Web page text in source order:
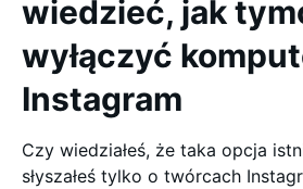
wiedzieć, jak
wyłączyć
Instagram
Czy wiedziałeś, że taka opcja
słyszałeś tylko o twórcach